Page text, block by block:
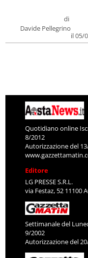
di
Davide Pellegrino
il 05/
Quotidiano online
8/2012
Autorizzazione del
Editore
LG PRESSE S.R.L.
via Festaz, 52 11100
Settimanale del
9/2002
Autorizzazione del